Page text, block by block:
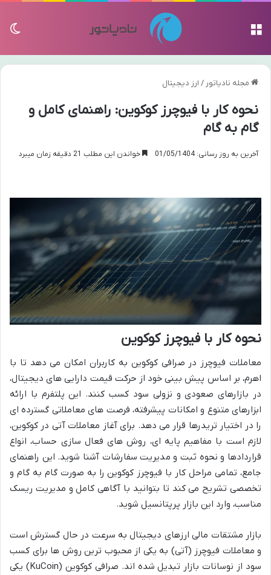
مجله نادیاتور / ارز دیجیتال
نحوه کار با فیوچرز کوکوین: راهنمای کامل و
گام به گام
آخرین به روز رسانی: 01/05/1404 خواندن این مطلب 21 دقیقه زمان میبرد
نحوه کار با فیوچرز کوکوین
معاملات فیوچرز در صرافی کوکوین به کاربران امکان می دهد تا با
اهرم، بر اساس پیش بینی خود از حرکت قیمت دارایی های دیجیتال،
در بازارهای صعودی و نزولی سود کسب کنند. این پلتفرم با ارائه
ابزارهای متنوع و امکانات پیشرفته، فرصت های معاملاتی گسترده ای
را در اختیار تریدرها قرار می دهد. برای آغاز معاملات آتی در کوکوین،
لازم است با مفاهیم پایه ای، روش های فعال سازی حساب، انواع
قراردادها و نحوه ثبت و مدیریت سفارشات آشنا شوید. این راهنمای
جامع، تمامی مراحل کار با فیوچرز کوکوین را به صورت گام به گام و
تخصصی تشریح می کند تا بتوانید با آگاهی کامل و مدیریت ریسک
مناسب، وارد این بازار پرپتانسیل شوید.
بازار مشتقات مالی ارزهای دیجیتال به سرعت در حال گسترش است
و معاملات فیوچرز (آتی) به یکی از محبوب ترین روش ها برای کسب
سود از نوسانات بازار تبدیل شده اند. صرافی کوکوین (KuCoin) یکی